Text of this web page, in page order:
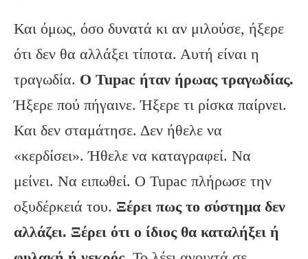
Και όμως, όσο δυνατά κι αν μιλούσε, ήξερε
ότι δεν θα αλλάξει τίποτα. Αυτή είναι η
τραγωδία. Ο Tupac ήταν ήρωας τραγωδίας.
Ήξερε πού πήγαινε. Ήξερε τι ρίσκα παίρνει.
Και δεν σταμάτησε. Δεν ήθελε να
«κερδίσει». Ήθελε να καταγραφεί. Να
μείνει. Να ειπωθεί. Ο Tupac πλήρωσε την
οξυδέρκειά του. Ξέρει πως το σύστημα δεν
αλλάζει. Ξέρει ότι ο ίδιος θα καταλήξει ή